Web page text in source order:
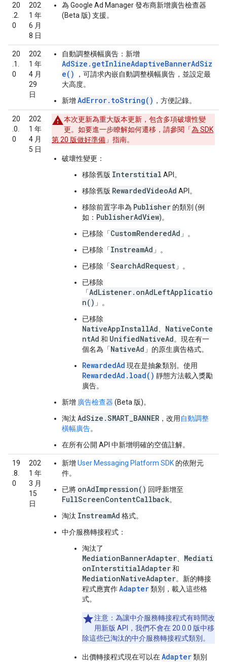
20
.2.
0
202
1 年
6 月
8 日
為 Google Ad Manager 發布商新增廣告檢查器
(Beta 版) 支援。
20
.1.
0
202
1 年
4 月
29
日
自動調整橫幅廣告 ：新增
AdSize.getInlineAdaptiveBannerAdSiz
e()
，可請求內嵌自動調整橫幅廣告，並設定最
大高度。
新增AdError.toString() ，方便記錄。
20
.0.
0
202
1 年
4 月
5 日
本次更新為重大版本更新，包含多項破壞性變
更。如要進一步瞭解如何遷移，請參閱「為 SDK
第 20 版做好準備 」指南。
破壞性變更：
移除舊版 Interstitial API。
移除舊版 RewardedVideoAd API。
移除前置字串為 Publisher 的類別 (例
如： PublisherAdView)。
已移除「CustomRenderedAd 」。
已移除「InstreamAd 」。
已移除「SearchAdRequest 」。
已移除
「AdListener.onAdLeftApplicatio
n() 」。
已移除
NativeAppInstallAd
NativeConte
ntAd 和 UnifiedNativeAd。現在有一
個名為「NativeAd 」的原生廣告格式。
RewardedAd 現在是抽象類別。使用
RewardedAd.load() 靜態方法載入獎勵
廣告。
新增 廣告檢查器 (Beta 版)。
淘汰 AdSize.SMART_BANNER ，改用 自動調整
橫幅廣告。
在所有公開 API 中新增明確的空值註解。
19
.8.
0
202
1 年
3 月
15
日
新增User Messaging Platform SDK 的依附元
件。
已將 onAdImpression() 回呼新增至
FullScreenContentCallback。
淘汰 InstreamAd 格式。
中介服務轉接程式：
淘汰了
MediationBannerAdapter
Mediati
onInterstitialAdapter和
MediationNativeAdapter。新的轉接
程式應實作Adapter類別，載入這些格
式。
注意： 為讓中介服務轉接程式有時間改
用新版 API，我們不會在 20.0.0 版中移
除這些已淘汰的中介服務轉接程式類別。
出價轉接程式現在可以在Adapter類別